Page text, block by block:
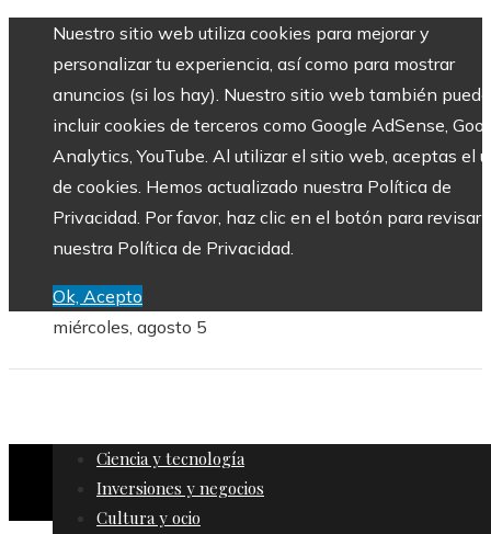
Nuestro sitio web utiliza cookies para mejorar y
personalizar tu experiencia, así como para mostrar
anuncios (si los hay). Nuestro sitio web también puede
incluir cookies de terceros como Google AdSense,
Analytics, YouTube. Al utilizar el sitio web, aceptas el
de cookies. Hemos actualizado nuestra Política de
Privacidad. Por favor, haz clic en el botón para revisar
nuestra Política de Privacidad.
Ok, Acepto
miércoles, agosto 5
Ciencia y tecnología
Inversiones y negocios
Cultura y ocio